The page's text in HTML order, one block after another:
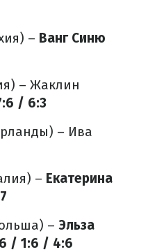
– Ванг Синю
– Жаклин
/ 6:3
– Ива
– Екатерина
– Эльза
/ 1:6 / 4:6